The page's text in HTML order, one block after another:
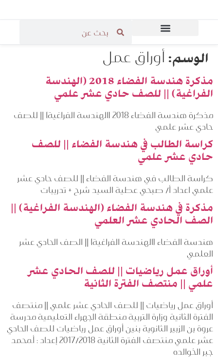
الوسم: أوراق عمل
مذكرة هندسة الفضاء 2018 (الهندسة
الفراغية) || للصف حادي عشر علمي
مذكرة هندسة الفضاء 2018 (الهندسة الفراغية) || للصف
حادي عشر علمي
كراسة الطالب في هندسة الفضاء || للصف
حادي عشر علمي
كراسة الطالب في هندسة الفضاء || للصف حادي عشر
علمي اعداد أ/ صبحي عطية السيد شرح + تدريبات
مذكرة في هندسة الفضاء (الهندسة الفراغية) ||
الصف الحادي عشر العلمي
هندسة الفضاء (الهندسة الفراغية) || الصف الحادي عشر
العلمي
أوراق عمل رياضيات || للصف الحادي عشر
علمي || منتصف الفترة الثانية
أوراق عمل رياضيات || للصف الحادي عشر علمي || منتصف
الفترة الثانية وزارة التربية منطقة الجهراء التعليمية مدرسة
عروة بن الزبير الثانوية بنين أوراق عمل رياضيات للصف الحادي
عشر علمي منتصف الفترة الثانية 2017/2018 إعداد : أ.محمد
جبر الخوالده